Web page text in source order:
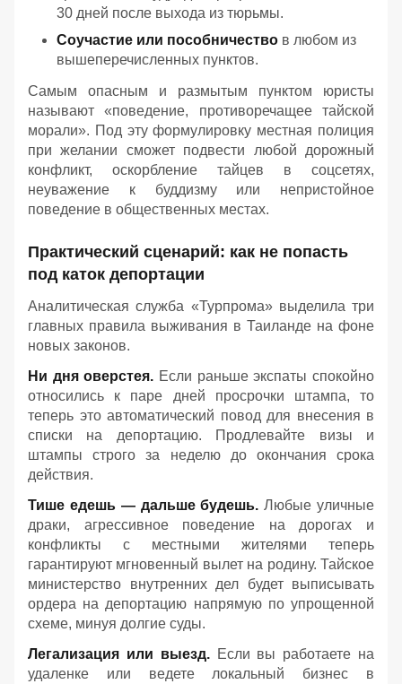
30 дней после выхода из тюрьмы.
Соучастие или пособничество в любом из
вышеперечисленных пунктов.
Самым опасным и размытым пунктом юристы
называют «поведение, противоречащее тайской
морали». Под эту формулировку местная полиция
при желании сможет подвести любой дорожный
конфликт, оскорбление тайцев в соцсетях,
неуважение к буддизму или непристойное
поведение в общественных местах.
Практический сценарий: как не попасть
под каток депортации
Аналитическая служба «Турпрома» выделила три
главных правила выживания в Таиланде на фоне
новых законов.
Ни дня оверстея. Если раньше экспаты спокойно
относились к паре дней просрочки штампа, то
теперь это автоматический повод для внесения в
списки на депортацию. Продлевайте визы и
штампы строго за неделю до окончания срока
действия.
Тише едешь — дальше будешь. Любые уличные
драки, агрессивное поведение на дорогах и
конфликты с местными жителями теперь
гарантируют мгновенный вылет на родину. Тайское
министерство внутренних дел будет выписывать
ордера на депортацию напрямую по упрощенной
схеме, минуя долгие суды.
Легализация или выезд.Если вы работаете на
удаленке или ведете локальный бизнес в